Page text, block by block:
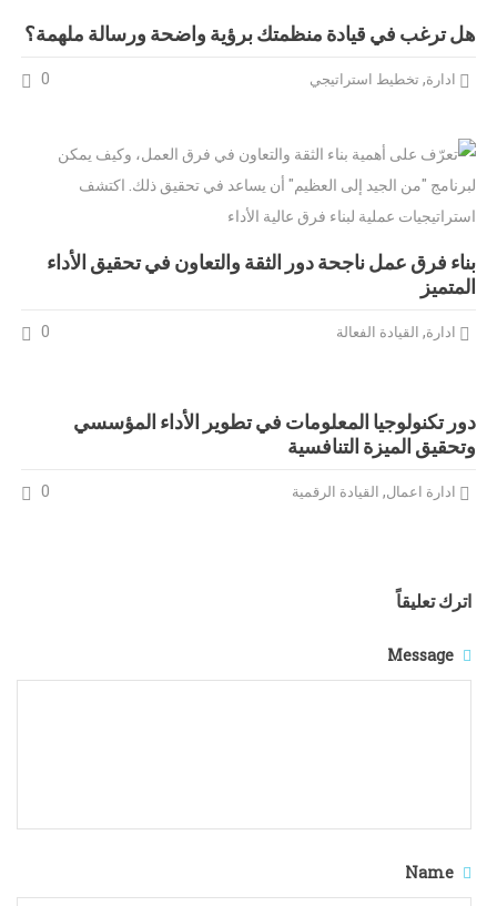
هل ترغب في قيادة منظمتك برؤية واضحة ورسالة ملهمة؟
ادارة, تخطيط استراتيجي 0
بناء فرق عمل ناجحة دور الثقة والتعاون في تحقيق الأداء
المتميز
ادارة, القيادة الفعالة 0
دور تكنولوجيا المعلومات في تطوير الأداء المؤسسي
وتحقيق الميزة التنافسية
ادارة اعمال, القيادة الرقمية 0
اترك تعليقاً
Message
Name